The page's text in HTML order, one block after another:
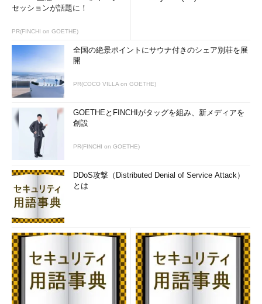
ス・スルー）
条件
インバウンド方向
はすべて禁止だ
が、例外設定した
ものについては許
可する
・プロトコル
（TCP／UDP／
ICMP）ごとのフィ
ルタリング
・プログラムごと
・インターフェイ
スごとのフィルタ
リング
ログ機能
テキスト・ログの
出力が可能。ロ
グ・ファイルは1種
類のみ。拒否ログ
を記録可能
ファイア
ウォー
ル・プロ
ファイル
「ドメイン・プロ
ファイル」と「標
準プロファイル」
の2種類をサポー
セッションが話題に！
PR(FINCHI on GOETHE)
全国の絶景ポイントにサウナ付きのシェア別荘を展
開
PR(COCO VILLA on GOETHE)
GOETHEとFINCHIがタッグを組み、新メディアを
創設
PR(FINCHI on GOETHE)
DDoS攻撃（Distributed Denial of Service Attack）
とは